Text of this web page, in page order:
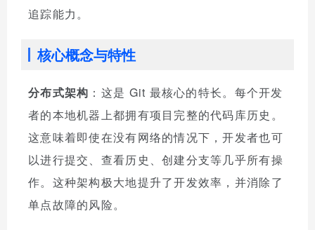
追踪能力。
核心概念与特性
分布式架构 ：这是 Git 最核心的特长。每个开发
者的本地机器上都拥有项目完整的代码库历史。
这意味着即使在没有网络的情况下，开发者也可
以进行提交、查看历史、创建分支等几乎所有操
作。这种架构极大地提升了开发效率，并消除了
单点故障的风险。